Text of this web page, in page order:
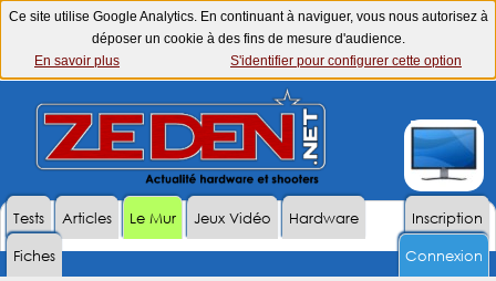
Ce site utilise Google Analytics. En continuant à naviguer, vous nous autorisez à
déposer un cookie à des fins de mesure d'audience.
En savoir plus
S'identifier pour configurer cette option
Inscription
Tests Articles Le Mur Jeux Vidéo
Hardware
Fiches
Connexion